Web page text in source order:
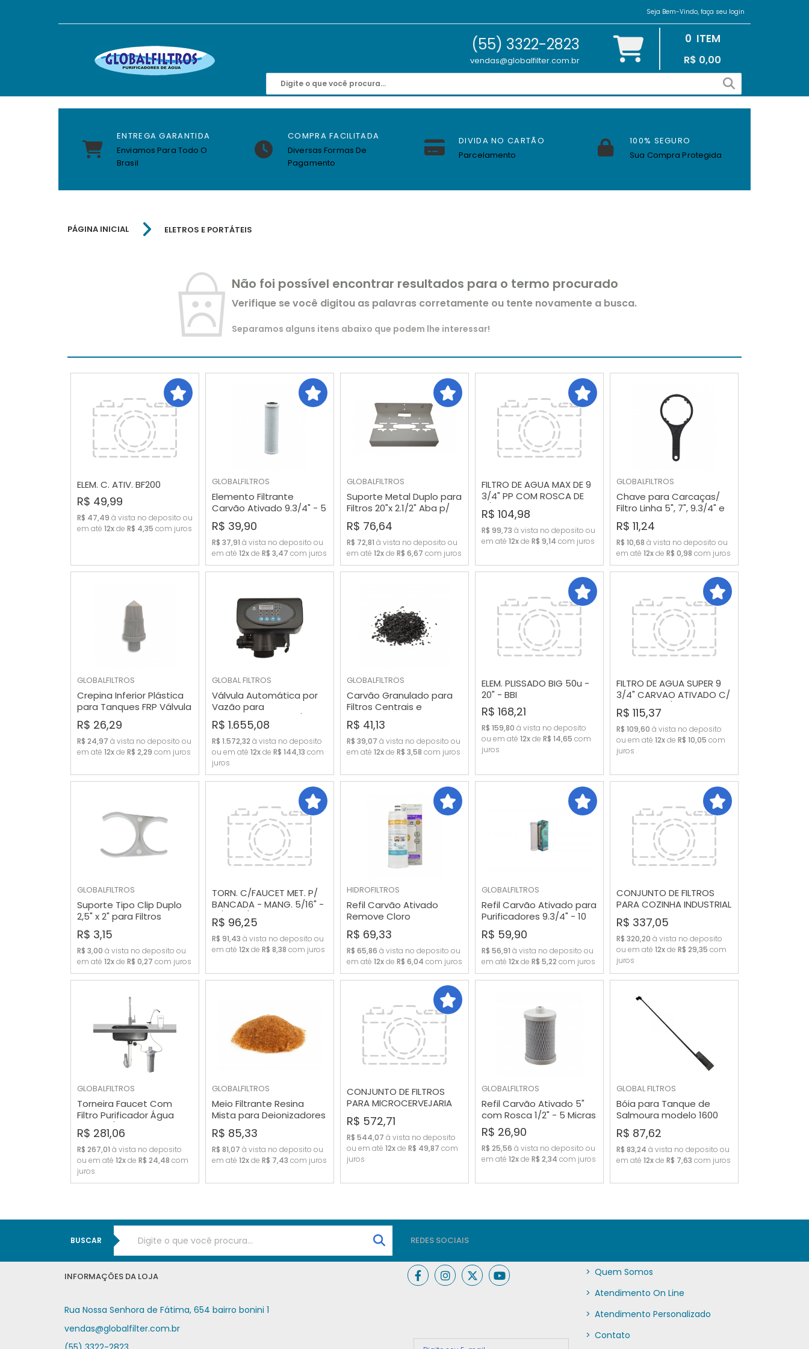
Seja Bem-Vindo, faça seu login
(55) 3322-2823
vendas@globalfilter.com.br
0 ITEM
R$ 0,00
ENTREGA GARANTIDA
Enviamos Para Todo O
Brasil
COMPRA FACILITADA
Diversas Formas De
Pagamento
DIVIDA NO CARTÃO
Parcelamento
100% SEGURO
Sua Compra Protegida
PÁGINA INICIAL ELETROS E PORTÁTEIS
Não foi possível encontrar resultados para o termo procurado
Verifique se você digitou as palavras corretamente ou tente novamente a busca.
Separamos alguns itens abaixo que podem lhe interessar!
ELEM. C. ATIV. BF200
R$ 49,99
R$ 47,49 à vista no deposito ou
em até 12xde R$ 4,35 com juros
COMPRAR
GLOBALFILTROS
Elemento Filtrante
Carvão Ativado 9.3/4" - 5
micras
R$ 39,90
R$ 37,91 à vista no deposito ou
em até 12xde R$ 3,47 com juros
COMPRAR
GLOBALFILTROS
Suporte Metal Duplo para
Filtros 20"x 2.1/2" Aba p/
Baixo
R$ 76,64
R$ 72,81 à vista no deposito ou
em até 12xde R$ 6,67 com juros
COMPRAR
FILTRO DE AGUA MAX DE 9
3/4" PP COM ROSCA DE
3/4
R$ 104,98
R$ 99,73 à vista no deposito ou
em até 12xde R$ 9,14 com juros
COMPRAR
GLOBALFILTROS
Chave para Carcaças/
Filtro Linha 5", 7", 9.3/4" e
10x2,5"
R$ 11,24
R$ 10,68 à vista no deposito ou
em até 12xde R$ 0,98 com juros
COMPRAR
GLOBALFILTROS
Crepina Inferior Plástica
para Tanques FRP Válvula
TMF-56A
R$ 26,29
R$ 24,97 à vista no deposito ou
em até 12xde R$ 2,29 com juros
COMPRAR
GLOBAL FILTROS
Válvula Automática por
Vazão para
Abrandadores 2m3/h -
F65P3
R$ 1.655,08
R$ 1.572,32 à vista no deposito
ou em até 12xde R$ 144,13 com
juros
COMPRAR
GLOBALFILTROS
Carvão Granulado para
Filtros Centrais e
Aquários 8x30 (Grão
Médio)
R$ 41,13
R$ 39,07 à vista no deposito ou
em até 12xde R$ 3,58 com juros
COMPRAR
ELEM. PLISSADO BIG 50u -
20" - BBI
R$ 168,21
R$ 159,80 à vista no deposito
ou em até 12xde R$ 14,65 com
juros
COMPRAR
FILTRO DE AGUA SUPER 9
3/4" CARVAO ATIVADO C/
ROSCA DE 3/4
R$ 115,37
R$ 109,60 à vista no deposito
ou em até 12xde R$ 10,05 com
juros
COMPRAR
GLOBALFILTROS
Suporte Tipo Clip Duplo
2,5" x 2" para Filtros
Purificadores
R$ 3,15
R$ 3,00 à vista no deposito ou
em até 12xde R$ 0,27 com juros
COMPRAR
TORN. C/FAUCET MET. P/
BANCADA - MANG. 5/16" -
C/REG.1/4 VOLTA
R$ 96,25
R$ 91,43 à vista no deposito ou
em até 12xde R$ 8,38 com juros
COMPRAR
HIDROFILTROS
Refil Carvão Ativado
Remove Cloro
Compatível IBBL Fr6000
R$ 69,33
R$ 65,86 à vista no deposito ou
em até 12xde R$ 6,04 com juros
COMPRAR
GLOBALFILTROS
Refil Carvão Ativado para
Purificadores 9.3/4" - 10
Micras
R$ 59,90
R$ 56,91 à vista no deposito ou
em até 12xde R$ 5,22 com juros
COMPRAR
CONJUNTO DE FILTROS
PARA COZINHA INDUSTRIAL
(3 FILTROS)
R$ 337,05
R$ 320,20 à vista no deposito
ou em até 12xde R$ 29,35 com
juros
COMPRAR
GLOBALFILTROS
Torneira Faucet Com
Filtro Purificador Água
Granito/marmore
R$ 281,06
R$ 267,01 à vista no deposito
ou em até 12xde R$ 24,48 com
juros
COMPRAR
GLOBALFILTROS
Meio Filtrante Resina
Mista para Deionizadores
e Aquários SM300
R$ 85,33
R$ 81,07 à vista no deposito ou
em até 12xde R$ 7,43 com juros
COMPRAR
CONJUNTO DE FILTROS
PARA MICROCERVEJARIA
(4 FILTROS)
R$ 572,71
R$ 544,07 à vista no deposito
ou em até 12xde R$ 49,87 com
juros
COMPRAR
GLOBALFILTROS
Refil Carvão Ativado 5"
com Rosca 1/2" - 5 Micras
R$ 26,90
R$ 25,56 à vista no deposito ou
em até 12xde R$ 2,34 com juros
COMPRAR
GLOBAL FILTROS
Bóia para Tanque de
Salmoura modelo 1600
para tanques de 15L a
200L
R$ 87,62
R$ 83,24 à vista no deposito ou
em até 12xde R$ 7,63 com juros
COMPRAR
BUSCAR REDES SOCIAIS
INFORMAÇÕES DA LOJA
Rua Nossa Senhora de Fátima, 654 bairro bonini 1
vendas@globalfilter.com.br
> Quem Somos
> Atendimento On Line
> Atendimento Personalizado
> Contato